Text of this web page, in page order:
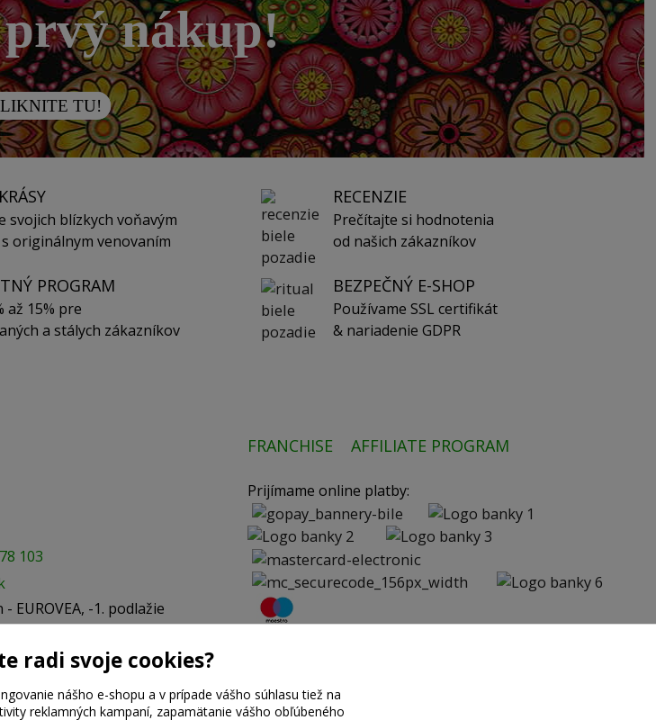
nákup!
TU!
svojich blízkych voňavým
originálnym venovaním
PROGRAM
až 15% pre
a stálych zákazníkov
RECENZIE
Prečítajte si hodnotenia
od našich zákazníkov
BEZPEČNÝ E-SHOP
Používame SSL certifikát
& nariadenie GDPR
103
- EUROVEA, -1. podlažie
FRANCHISE AFFILIATE PROGRAM
Prijímame online platby:
radi svoje cookies?
nášho e-shopu a v prípade vášho súhlasu tiež na
reklamných kampaní, zapamätanie vášho obľúbeného